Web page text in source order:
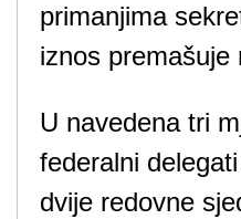
primanjima
iznos premašuje
U navedena tri
federalni
dvije redovne